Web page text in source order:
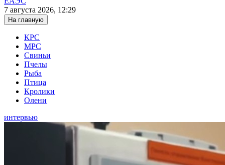
7 августа 2026, 12:29
На главную
КРС
МРС
Свиньи
Пчелы
Рыба
Птица
Кролики
Олени
интервью